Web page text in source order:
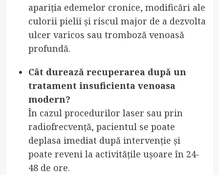
apariția edemelor cronice, modificări ale
culorii pielii și riscul major de a dezvolta
ulcer varicos sau tromboză venoasă
profundă.
Cât durează recuperarea după un
tratament insuficienta venoasa
modern?
În cazul procedurilor laser sau prin
radiofrecvență, pacientul se poate
deplasa imediat după intervenție și
poate reveni la activitățile ușoare în 24-
48 de ore.